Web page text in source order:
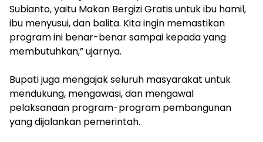
Subianto, yaitu Makan Bergizi Gratis untuk ibu hamil,
ibu menyusui, dan balita. Kita ingin memastikan
program ini benar-benar sampai kepada yang
membutuhkan,” ujarnya.
‎Bupati juga mengajak seluruh masyarakat untuk
mendukung, mengawasi, dan mengawal
pelaksanaan program-program pembangunan
yang dijalankan pemerintah.